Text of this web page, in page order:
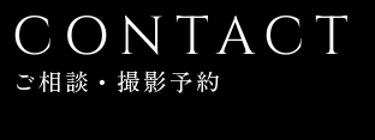
CONTACT
ご相談・撮影予約